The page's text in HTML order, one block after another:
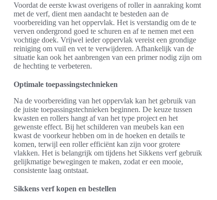
Voordat de eerste kwast overigens of roller in aanraking komt
met de verf, dient men aandacht te besteden aan de
voorbereiding van het oppervlak. Het is verstandig om de te
verven ondergrond goed te schuren en af te nemen met een
vochtige doek. Vrijwel ieder oppervlak vereist een grondige
reiniging om vuil en vet te verwijderen. Afhankelijk van de
situatie kan ook het aanbrengen van een primer nodig zijn om
de hechting te verbeteren.
Optimale toepassingstechnieken
Na de voorbereiding van het oppervlak kan het gebruik van
de juiste toepassingstechnieken beginnen. De keuze tussen
kwasten en rollers hangt af van het type project en het
gewenste effect. Bij het schilderen van meubels kan een
kwast de voorkeur hebben om in de hoeken en details te
komen, terwijl een roller efficiënt kan zijn voor grotere
vlakken. Het is belangrijk om tijdens het Sikkens verf gebruik
gelijkmatige bewegingen te maken, zodat er een mooie,
consistente laag ontstaat.
Sikkens verf kopen en bestellen